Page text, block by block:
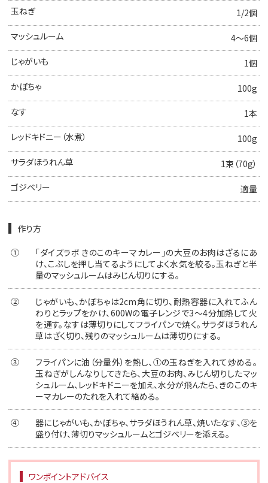
玉ねぎ
1/2個
マッシュルーム
4～6個
じゃがいも
1個
かぼちゃ
100g
なす
1本
レッドキドニー（水煮）
100g
サラダほうれん草
1束（70g）
ゴジベリー
適量
作り方
①
「ダイズラボ きのこのキーマカレー」の大豆のお肉はざるにあ
け、こぶしを押し当てるようにしてよく水気を絞る。玉ねぎと半
量のマッシュルームはみじん切りにする。
②
じゃがいも、かぼちゃは2cm角に切り、耐熱容器に入れてふん
わりとラップをかけ、600Wの電子レンジで3〜4分加熱して火
を通す。なすは薄切りにしてフライパンで焼く。サラダほうれん
草はざく切り、残りのマッシュルームは薄切りにする。
③
フライパンに油（分量外）を熱し、①の玉ねぎを入れて炒める。
玉ねぎがしんなりしてきたら、大豆のお肉、みじん切りしたマッ
シュルーム、レッドキドニーを加え、水分が飛んたら、きのこのキ
ーマカレーのたれを入れて絡める。
④
器にじゃがいも、かぼちゃ、サラダほうれん草、焼いたなす、③を
盛り付け、薄切りマッシュルームとゴジベリーを添える。
ワンポイントアドバイス